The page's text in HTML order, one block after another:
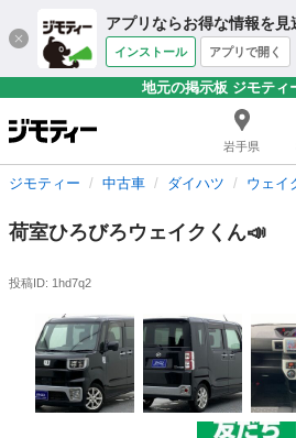
アプリならお得な情報を見
インストール アプリで開く
地元の掲示板 ジモティ
岩手県
ジモティー 中古車 ダイハツ ウェイ
荷室ひろびろウェイクくん📣
投稿ID: 1hd7q2